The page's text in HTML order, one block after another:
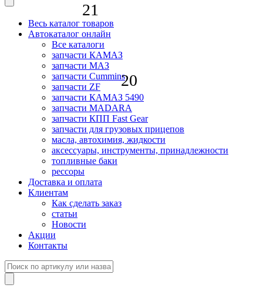
Весь каталог товаров
Автокаталог онлайн
Все каталоги
запчасти КАМАЗ
запчасти МАЗ
запчасти Cummins
запчасти ZF
запчасти КАМАЗ 5490
запчасти MADARA
запчасти КПП Fast Gear
запчасти для грузовых прицепов
масла, автохимия, жидкости
аксессуары, инструменты, принадлежности
топливные баки
рессоры
Доставка и оплата
Клиентам
Как сделать заказ
статьи
Новости
Акции
Контакты
21
20